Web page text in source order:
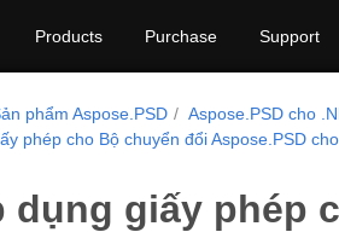
Products Purchase Support
phẩm Aspose.PSD Aspose.PSD cho
phép cho Bộ chuyển đổi Aspose.PSD
dụng giấy phép